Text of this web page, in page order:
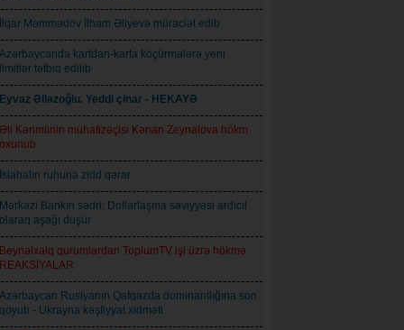
İlqar Məmmədov İlham Əliyevə müraciət edib
Azərbaycanda kartdan-karta köçürmələrə yeni
limitlər tətbiq edilib
Eyvaz Əlləzoğlu. Yeddi çinar - HEKAYƏ
Əli Kərimlinin mühafizəçisi Kənan Zeynalova hökm
oxunub
İslahatın ruhuna zidd qərar
Mərkəzi Bankın sədri: Dollarlaşma səviyyəsi ardıcıl
olaraq aşağı düşür
Beynəlxalq qurumlardan ToplumTV işi üzrə hökmə
REAKSİYALAR
Azərbaycan Rusiyanın Qafqazda dominantlığına son
qoyub - Ukrayna kəşfiyyat xidməti